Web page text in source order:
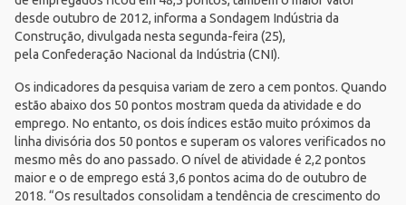
desde outubro de 2012, informa a Sondagem Indústria da
Construção, divulgada nesta segunda-feira (25),
pela Confederação Nacional da Indústria (CNI).
Os indicadores da pesquisa variam de zero a cem pontos. Quando
estão abaixo dos 50 pontos mostram queda da atividade e do
emprego. No entanto, os dois índices estão muito próximos da
linha divisória dos 50 pontos e superam os valores verificados no
mesmo mês do ano passado. O nível de atividade é 2,2 pontos
maior e o de emprego está 3,6 pontos acima do de outubro de
2018. “Os resultados consolidam a tendência de crescimento do